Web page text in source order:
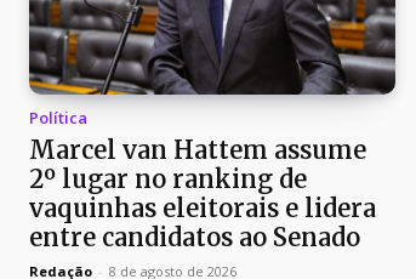
Política
Marcel van Hattem assume
2º lugar no ranking de
vaquinhas eleitorais e lidera
entre candidatos ao Senado
Redação - 8 de agosto de 2026